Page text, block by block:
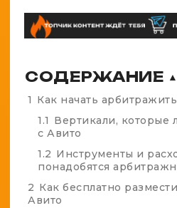
СОДЕРЖАНИЕ ▲
1 Как начать
1.1 Вертикали, которые
с Авито
1.2 Инструменты и
понадобятся
2 Как бесплатно
Авито